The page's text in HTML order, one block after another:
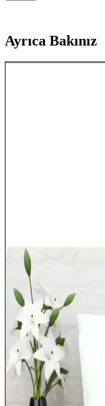
Ayrıca Bakınız
Tasarımlar ve
Çocuk odası
fonksiyonelliği bir arada
tasarımlarla odanın
Elsa Desenli
ve Şık Dokunuşlar
Elsa desenli yastıklar,
dekorasyon ve
odalara neşe ve hayal